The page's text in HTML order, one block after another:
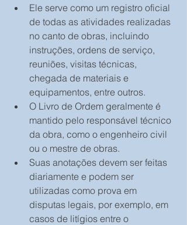
Ele serve como um registro oficial
de todas as atividades realizadas
no canto de obras, incluindo
instruções, ordens de serviço,
reuniões, visitas técnicas,
chegada de materiais e
equipamentos, entre outros.
O Livro de Ordem geralmente é
mantido pelo responsável técnico
da obra, como o engenheiro civil
ou o mestre de obras.
Suas anotações devem ser feitas
diariamente e podem ser
utilizadas como prova em
disputas legais, por exemplo, em
casos de litígios entre o